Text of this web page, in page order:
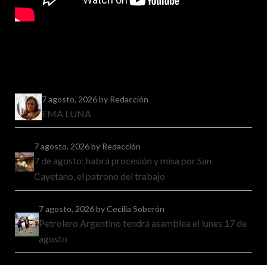
7 agosto, 2026by Redacción
EMA LUNA
7 agosto, 2026by Redacción
7 de agosto: habrá procesión y misa por San
Cayetano, el patrono del trabajo
7 agosto, 2026by Cecilia Soberón
Petrolero Argentino tendrá asamblea el lunes 17 de
agosto